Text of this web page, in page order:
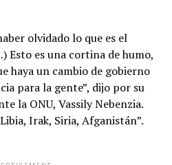
olvidado lo que es el
Esto es una cortina de humo,
haya un cambio de gobierno
para la gente”, dijo por su
la ONU, Vassily Nebenzia.
Irak, Siria, Afganistán”.